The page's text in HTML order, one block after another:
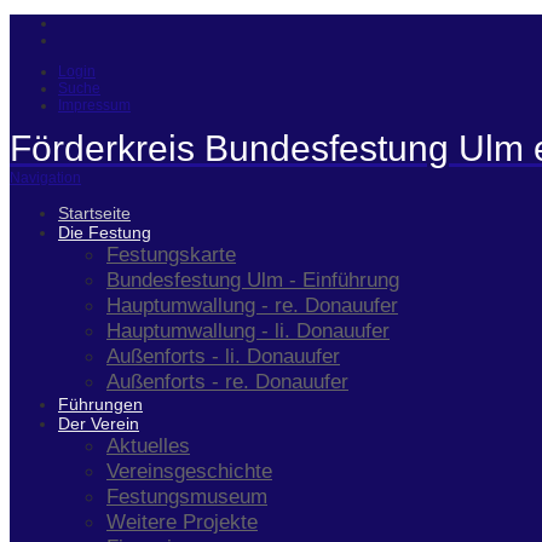
Login
Suche
Impressum
Förderkreis Bundesfestung Ulm
Navigation
Startseite
Die Festung
Festungskarte
Bundesfestung Ulm - Einführung
Hauptumwallung - re. Donauufer
Hauptumwallung - li. Donauufer
Außenforts - li. Donauufer
Außenforts - re. Donauufer
Führungen
Der Verein
Aktuelles
Vereinsgeschichte
Festungsmuseum
Weitere Projekte